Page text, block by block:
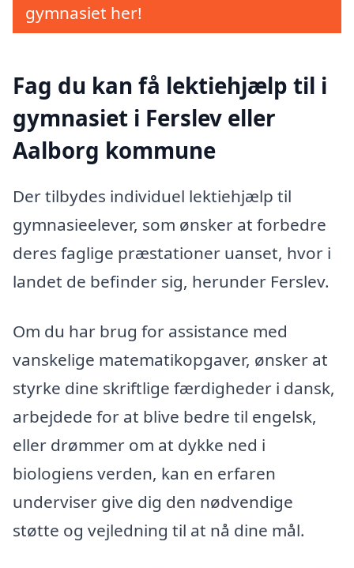
gymnasiet her!
Fag du kan få lektiehjælp til i
gymnasiet i Ferslev eller
Aalborg kommune
Der tilbydes individuel lektiehjælp til
gymnasieelever, som ønsker at forbedre
deres faglige præstationer uanset, hvor i
landet de befinder sig, herunder Ferslev.
Om du har brug for assistance med
vanskelige matematikopgaver, ønsker at
styrke dine skriftlige færdigheder i dansk,
arbejdede for at blive bedre til engelsk,
eller drømmer om at dykke ned i
biologiens verden, kan en erfaren
underviser give dig den nødvendige
støtte og vejledning til at nå dine mål.